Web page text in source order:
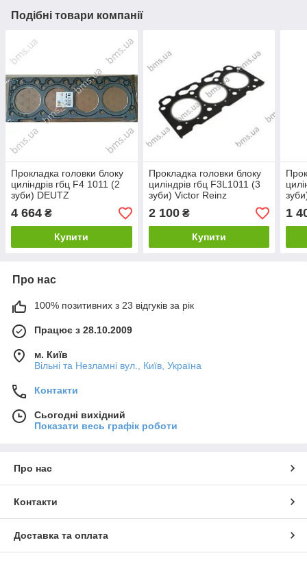
Подібні товари компанії
Прокладка головки блоку
циліндрів гбц F4 1011 (2
зуби) DEUTZ
4 664 ₴
Купити
Прокладка головки блоку
циліндрів гбц F3L1011 (3
зуби) Victor Reinz
2 100₴
Купити
1
Про нас
100% позитивних з 23 відгуків за рік
Працює з 28.10.2009
м. Київ
Вільні та Незламні вул., Київ, Україна
Контакти
Сьогодні вихідний
Показати весь графік роботи
Про нас
Контакти
Доставка та оплата